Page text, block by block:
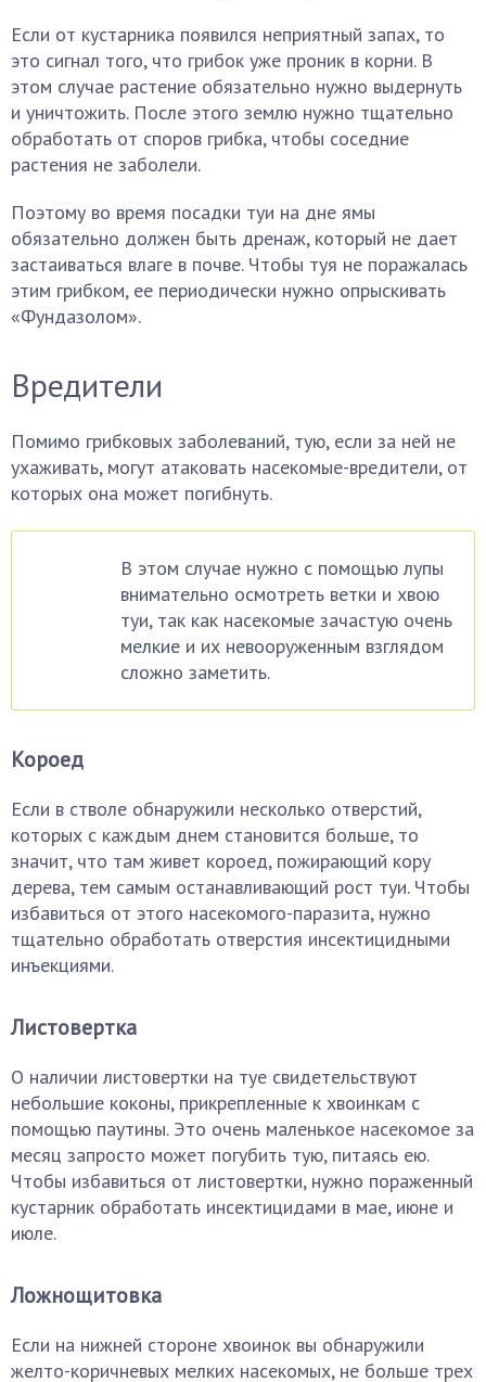
Если от кустарника появился неприятный запах, то
это сигнал того, что грибок уже проник в корни. В
этом случае растение обязательно нужно выдернуть
и уничтожить. После этого землю нужно тщательно
обработать от споров грибка, чтобы соседние
растения не заболели.
Поэтому во время посадки туи на дне ямы
обязательно должен быть дренаж, который не дает
застаиваться влаге в почве. Чтобы туя не поражалась
этим грибком, ее периодически нужно опрыскивать
«Фундазолом».
Вредители
Помимо грибковых заболеваний, тую, если за ней не
ухаживать, могут атаковать насекомые-вредители, от
которых она может погибнуть.
В этом случае нужно с помощью лупы
внимательно осмотреть ветки и хвою
туи, так как насекомые зачастую очень
мелкие и их невооруженным взглядом
сложно заметить.
Короед
Если в стволе обнаружили несколько отверстий,
которых с каждым днем становится больше, то
значит, что там живет короед, пожирающий кору
дерева, тем самым останавливающий рост туи. Чтобы
избавиться от этого насекомого-паразита, нужно
тщательно обработать отверстия инсектицидными
инъекциями.
Листовертка
О наличии листовертки на туе свидетельствуют
небольшие коконы, прикрепленные к хвоинкам с
помощью паутины. Это очень маленькое насекомое за
месяц запросто может погубить тую, питаясь ею.
Чтобы избавиться от листовертки, нужно пораженный
кустарник обработать инсектицидами в мае, июне и
июле.
Ложнощитовка
Если на нижней стороне хвоинок вы обнаружили
желто-коричневых мелких насекомых, не больше трех